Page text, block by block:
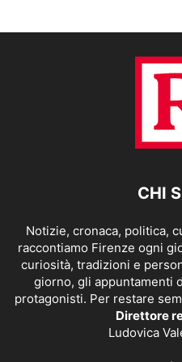
CHI
Notizie, cronaca, politica,
raccontiamo Firenze ogni
curiosità, tradizioni e
giorno, gli appuntamenti
protagonisti. Per restare
Direttore
Ludovica